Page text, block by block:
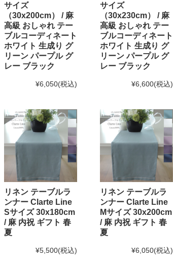
サイズ
（30x200cm） / 麻
高級 おしゃれ テー
ブルコーディネート
ホワイト 生成り グ
リーン パープル グ
レー ブラック
¥6,050(税込)
サイズ
（30x230cm） / 麻
高級 おしゃれ テー
ブルコーディネート
ホワイト 生成り グ
リーン パープル グ
レー ブラック
¥6,600(税込)
リネン テーブルラ
ンナー Clarte Line
Sサイズ 30x180cm
/ 麻 内祝 ギフト 春
夏
¥5,500(税込)
リネン テーブルラ
ンナー Clarte Line
Mサイズ 30x200cm
/ 麻 内祝 ギフト 春
夏
¥6,050(税込)